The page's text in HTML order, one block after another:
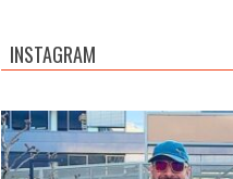
INSTAGRAM